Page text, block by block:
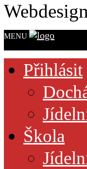
MENU
Přihlásit
Škola